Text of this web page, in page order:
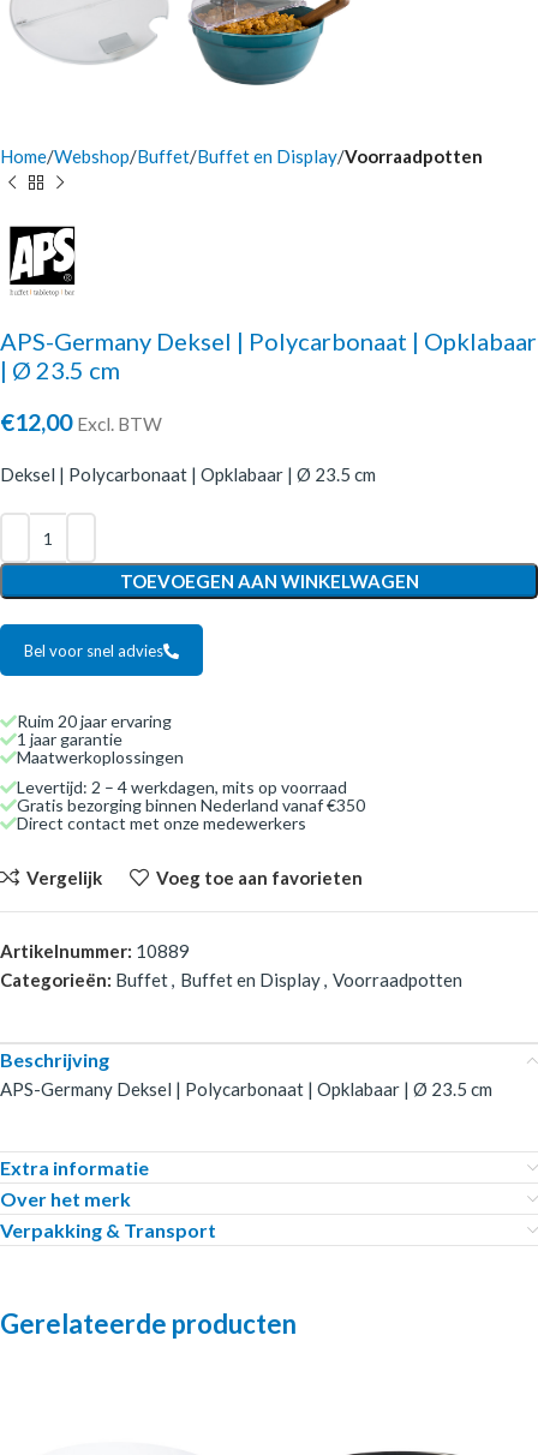
Home Webshop Buffet Buffet en Display Voorraadpotten
APS-Germany Deksel | Polycarbonaat | Opklabaar
| Ø 23.5 cm
€12,00 Excl. BTW
Deksel | Polycarbonaat | Opklabaar | Ø 23.5 cm
TOEVOEGEN AAN WINKELWAGEN
Bel voor snel advies
Ruim 20 jaar ervaring
1 jaar garantie
Maatwerkoplossingen
Levertijd: 2 – 4 werkdagen, mits op voorraad
Gratis bezorging binnen Nederland vanaf €350
Direct contact met onze medewerkers
Vergelijk Voeg toe aan favorieten
Artikelnummer: 10889
Categorieën: Buffet, Buffet en Display, Voorraadpotten
Beschrijving
APS-Germany Deksel | Polycarbonaat | Opklabaar | Ø 23.5 cm
Extra informatie
Over het merk
Verpakking & Transport
Gerelateerde producten